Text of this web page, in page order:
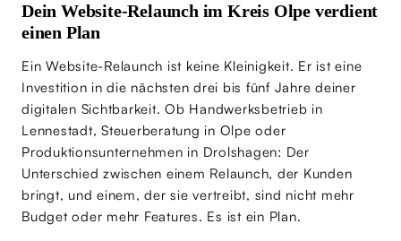
Dein Website-Relaunch im Kreis Olpe verdient
einen Plan
Ein Website-Relaunch ist keine Kleinigkeit. Er ist eine
Investition in die nächsten drei bis fünf Jahre deiner
digitalen Sichtbarkeit. Ob Handwerksbetrieb in
Lennestadt, Steuerberatung in Olpe oder
Produktionsunternehmen in Drolshagen: Der
Unterschied zwischen einem Relaunch, der Kunden
bringt, und einem, der sie vertreibt, sind nicht mehr
Budget oder mehr Features. Es ist ein Plan.